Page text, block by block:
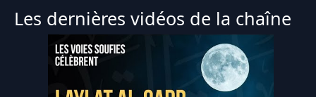
Les dernières vidéos de la chaîne